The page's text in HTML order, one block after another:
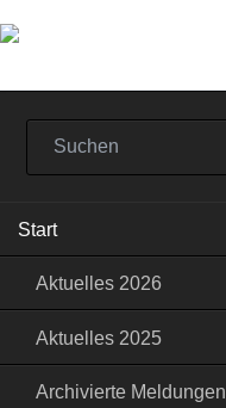
Start
Aktuelles 2026
Aktuelles 2025
Archivierte Meldungen